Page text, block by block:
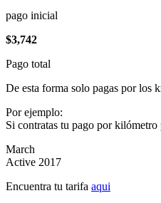
pago inicial
$3,742
Pago total
De esta forma solo pagas por los
Por ejemplo:
Si contratas tu pago por kilómetro
March
Active 2017
Encuentra tu tarifa aqui